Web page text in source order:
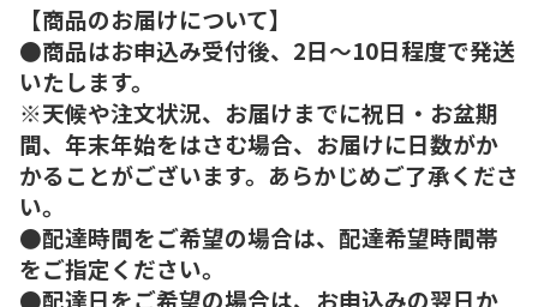
【商品のお届けについて】
●商品はお申込み受付後、2日～10日程度で発送
いたします。
※天候や注文状況、お届けまでに祝日・お盆期
間、年末年始をはさむ場合、お届けに日数がか
かることがございます。あらかじめご了承くださ
い。
●配達時間をご希望の場合は、配達希望時間帯
をご指定ください。
●配達日をご希望の場合は、お申込みの翌日か